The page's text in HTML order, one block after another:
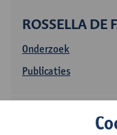
ROSSELLA DE
Onderzoek
Publicaties